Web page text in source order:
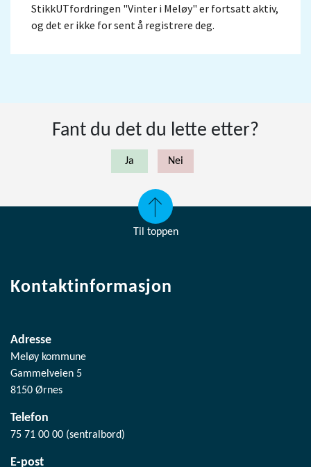
StikkUTfordringen "Vinter i Meløy" er fortsatt aktiv,
og det er ikke for sent å registrere deg.
Fant du det du lette etter?
Til toppen
Kontaktinformasjon
Adresse
Meløy kommune
Gammelveien 5
8150 Ørnes
Telefon
75 71 00 00 (sentralbord)
E-post